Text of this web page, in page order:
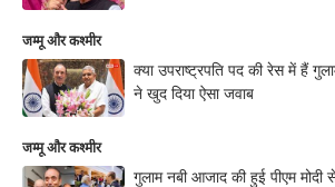
जम्मू और कश्मीर
क्या उपराष्ट्रपति पद की रेस में हैं
ने खुद दिया ऐसा जवाब
जम्मू और कश्मीर
गुलाम नबी आजाद की हुई पीएम